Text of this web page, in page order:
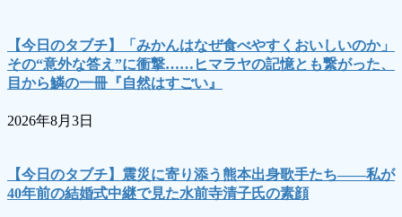
【今日のタブチ】「みかんはなぜ食べやすくおいしいのか」
その“意外な答え”に衝撃……ヒマラヤの記憶とも繋がった、
目から鱗の一冊『自然はすごい』
2026年8月3日
【今日のタブチ】震災に寄り添う熊本出身歌手たち――私が
40年前の結婚式中継で見た水前寺清子氏の素顔